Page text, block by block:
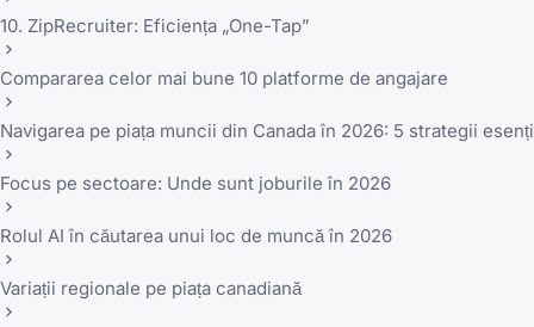
10. ZipRecruiter: Eficiența „One-Tap”
Compararea celor mai bune 10 platforme de angajare
Navigarea pe piața muncii din Canada în 2026: 5 strategii
Focus pe sectoare: Unde sunt joburile în 2026
Rolul AI în căutarea unui loc de muncă în 2026
Variații regionale pe piața canadiană